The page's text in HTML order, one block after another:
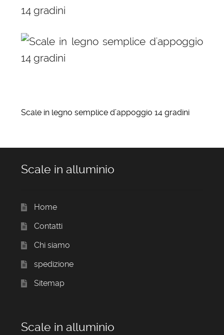
Scale in legno semplice d’appoggio 14 gradini
Scale in alluminio
Home
Contatti
Chi siamo
spedizione
Sitemap
Scale in alluminio